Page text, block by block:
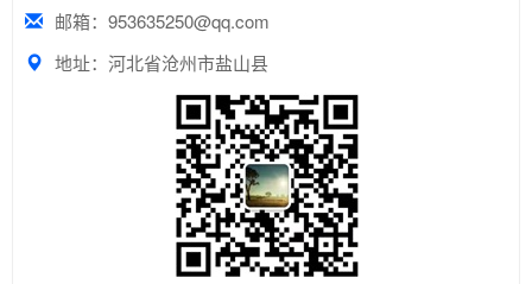
邮箱：953635250@qq.com
地址：河北省沧州市盐山县